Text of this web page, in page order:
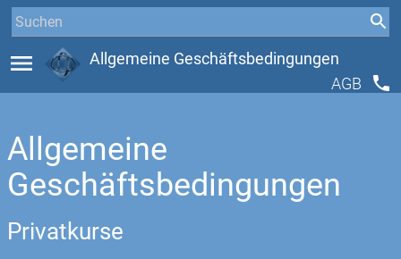
menu
Allgemeine Geschäftsbedingungen
AGB
phone
Allgemeine
Geschäftsbedingungen
Privatkurse